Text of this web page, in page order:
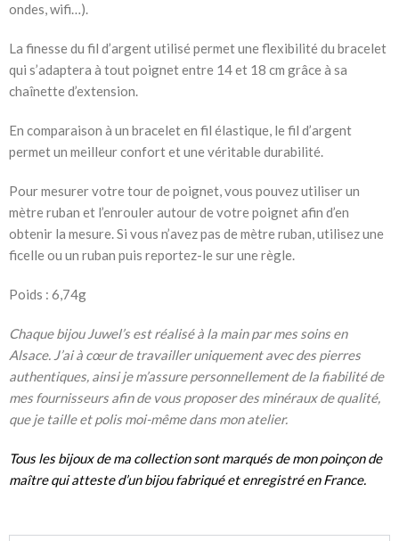
ondes, wifi…).
La finesse du fil d’argent utilisé permet une flexibilité du bracelet
qui s’adaptera à tout poignet entre 14 et 18 cm grâce à sa
chaînette d’extension.
En comparaison à un bracelet en fil élastique, le fil d’argent
permet un meilleur confort et une véritable durabilité.
Pour mesurer votre tour de poignet, vous pouvez utiliser un
mètre ruban et l’enrouler autour de votre poignet afin d’en
obtenir la mesure. Si vous n’avez pas de mètre ruban, utilisez une
ficelle ou un ruban puis reportez-le sur une règle.
Poids : 6,74g
Chaque bijou Juwel’s est réalisé à la main par mes soins en
Alsace. J’ai à cœur de travailler uniquement avec des pierres
authentiques, ainsi je m’assure personnellement de la fiabilité de
mes fournisseurs afin de vous proposer des minéraux de qualité,
que je taille et polis moi-même dans mon atelier.
Tous les bijoux de ma collection sont marqués de monpoinçon de
maîtrequi atteste d’unbijou fabriqué et enregistré en France.